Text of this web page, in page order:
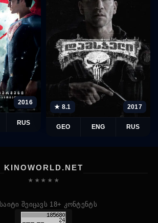
2016
RUS
★ 8.1 2017
GEO ENG RUS
KINOWORLD.NET
★ ★ ★ ★ ★
საიტი შეიცავს 18+ კონტენტს